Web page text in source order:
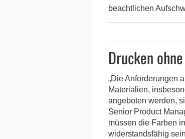
beachtlichen
Drucken
„Die Anforderungen
Materialien,
angeboten werden,
Senior Product
müssen die Farben
widerstandsfähig